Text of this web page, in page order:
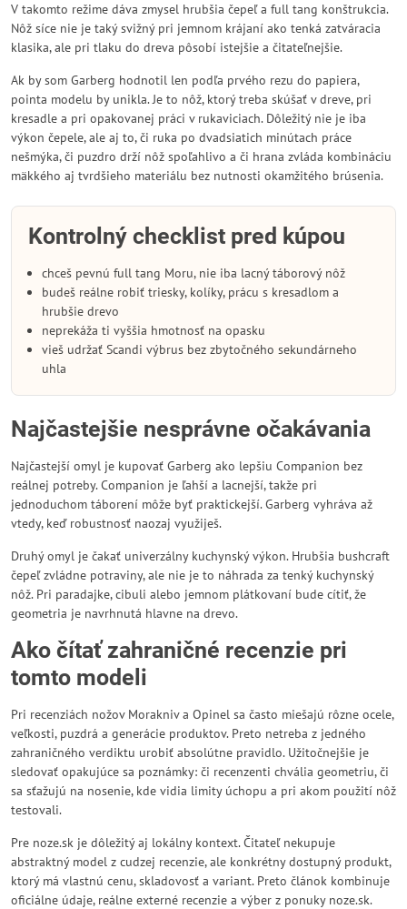
V takomto režime dáva zmysel hrubšia čepeľ a full tang konštrukcia.
Nôž síce nie je taký svižný pri jemnom krájaní ako tenká zatváracia
klasika, ale pri tlaku do dreva pôsobí istejšie a čitateľnejšie.
Ak by som Garberg hodnotil len podľa prvého rezu do papiera,
pointa modelu by unikla. Je to nôž, ktorý treba skúšať v dreve, pri
kresadle a pri opakovanej práci v rukaviciach. Dôležitý nie je iba
výkon čepele, ale aj to, či ruka po dvadsiatich minútach práce
nešmýka, či puzdro drží nôž spoľahlivo a či hrana zvláda kombináciu
mäkkého aj tvrdšieho materiálu bez nutnosti okamžitého brúsenia.
Kontrolný checklist pred kúpou
chceš pevnú full tang Moru, nie iba lacný táborový nôž
budeš reálne robiť triesky, kolíky, prácu s kresadlom a
hrubšie drevo
neprekáža ti vyššia hmotnosť na opasku
vieš udržať Scandi výbrus bez zbytočného sekundárneho
uhla
Najčastejšie nesprávne očakávania
Najčastejší omyl je kupovať Garberg ako lepšiu Companion bez
reálnej potreby. Companion je ľahší a lacnejší, takže pri
jednoduchom táborení môže byť praktickejší. Garberg vyhráva až
vtedy, keď robustnosť naozaj využiješ.
Druhý omyl je čakať univerzálny kuchynský výkon. Hrubšia bushcraft
čepeľ zvládne potraviny, ale nie je to náhrada za tenký kuchynský
nôž. Pri paradajke, cibuli alebo jemnom plátkovaní bude cítiť, že
geometria je navrhnutá hlavne na drevo.
Ako čítať zahraničné recenzie pri
tomto modeli
Pri recenziách nožov Morakniv a Opinel sa často miešajú rôzne ocele,
veľkosti, puzdrá a generácie produktov. Preto netreba z jedného
zahraničného verdiktu urobiť absolútne pravidlo. Užitočnejšie je
sledovať opakujúce sa poznámky: či recenzenti chvália geometriu, či
sa sťažujú na nosenie, kde vidia limity úchopu a pri akom použití nôž
testovali.
Pre noze.sk je dôležitý aj lokálny kontext. Čitateľ nekupuje
abstraktný model z cudzej recenzie, ale konkrétny dostupný produkt,
ktorý má vlastnú cenu, skladovosť a variant. Preto článok kombinuje
oficiálne údaje, reálne externé recenzie a výber z ponuky noze.sk.